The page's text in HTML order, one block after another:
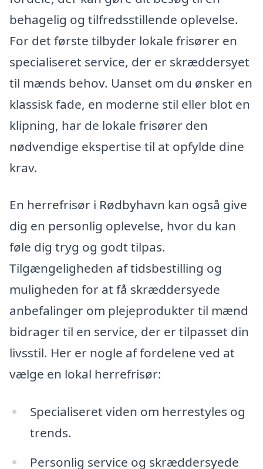
behagelig og tilfredsstillende oplevelse.
For det første tilbyder lokale frisører en
specialiseret service, der er skræddersyet
til mænds behov. Uanset om du ønsker en
klassisk fade, en moderne stil eller blot en
klipning, har de lokale frisører den
nødvendige ekspertise til at opfylde dine
krav.
En herrefrisør i Rødbyhavn kan også give
dig en personlig oplevelse, hvor du kan
føle dig tryg og godt tilpas.
Tilgængeligheden af tidsbestilling og
muligheden for at få skræddersyede
anbefalinger om plejeprodukter til mænd
bidrager til en service, der er tilpasset din
livsstil. Her er nogle af fordelene ved at
vælge en lokal herrefrisør:
Specialiseret viden om herrestyles og
trends.
Personlig service og skræddersyede